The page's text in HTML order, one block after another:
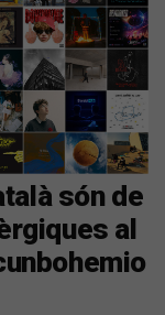
són de
al